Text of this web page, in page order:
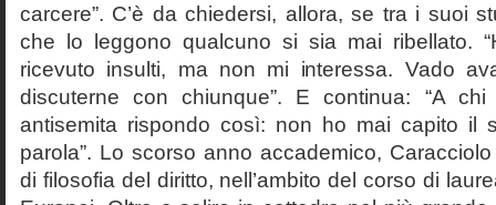
carcere”. C’è da chiedersi, allora, se tra i suoi
che lo leggono qualcuno si sia mai ribellato.
ricevuto insulti, ma non mi interessa. Vado
discuterne con chiunque”. E continua: “A
antisemita rispondo così: non ho mai capito il
parola”. Lo scorso anno accademico,
di filosofia del diritto, nell’ambito del corso di